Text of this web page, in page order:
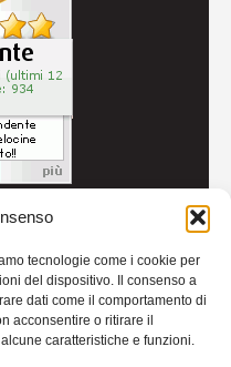
tecnologie come i cookie per
del dispositivo. Il consenso a
dati come il comportamento di
acconsentire o ritirare il
caratteristiche e funzioni.